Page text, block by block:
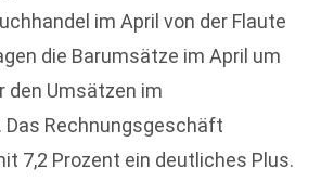
im April von der Flaute
die Barumsätze im April um
den Umsätzen im
Rechnungsgeschäft
7,2 Prozent ein deutliches Plus.